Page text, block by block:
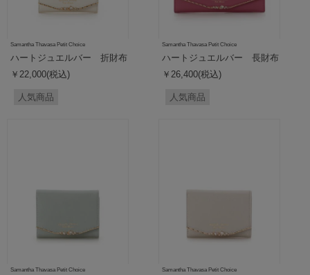
Samantha Thavasa Petit Choice
ハートジュエルバー 折財布
￥22,000(税込)
人気商品
Samantha Thavasa Petit Choice
ハートジュエルバー 長財布
￥26,400(税込)
人気商品
Samantha Thavasa Petit Choice Samantha Thavasa Petit Choice